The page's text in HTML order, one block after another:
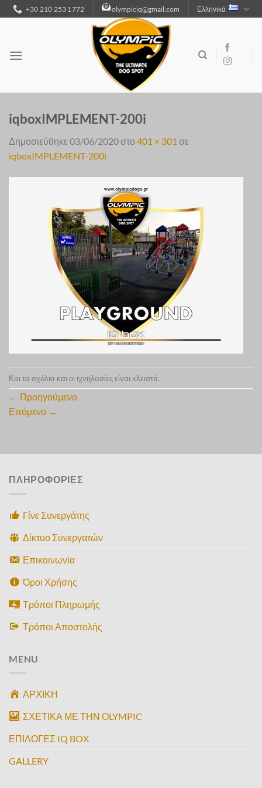
Μετάβαση
στο
+30 210 253 1772 olympiciq@gmail.com Ελληνικά
iqboxIMPLEMENT-200i
Δημοσιεύθηκε03/06/2020στο 401 × 301 σε
iqboxIMPLEMENT-200i
Και τα σχόλια και οι ιχνηλασίες είναι κλειστά.
← Προηγούμενο
Επόμενο →
ΠΛΗΡΟΦΟΡΙΕΣ
Γίνε Συνεργάτης
Δίκτυο Συνεργατών
Επικοινωνία
Όροι Χρήσης
Τρόποι Πληρωμής
Τρόποι Αποστολής
MENU
ΑΡΧΙΚΗ
ΣΧΕΤΙΚΑ ΜΕ ΤΗΝ ΟLYMPIC
ΕΠΙΛΟΓΕΣ IQ BOX
GALLERY